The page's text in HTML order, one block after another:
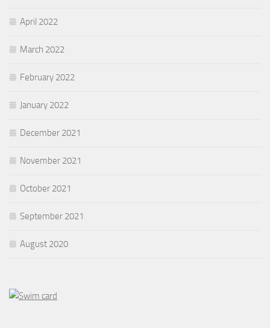
April 2022
March 2022
February 2022
January 2022
December 2021
November 2021
October 2021
September 2021
August 2020